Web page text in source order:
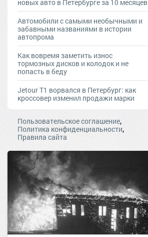
новых авто в Петербурге за 10 месяцев
Автомобили с самыми необычными и
забавными названиями в истории
автопрома
Как вовремя заметить износ
тормозных дисков и колодок и не
попасть в беду
Jetour T1 ворвался в Петербург: как
кроссовер изменил продажи марки
Пользовательское соглашение,
Политика конфиденциальности,
Правила сайта